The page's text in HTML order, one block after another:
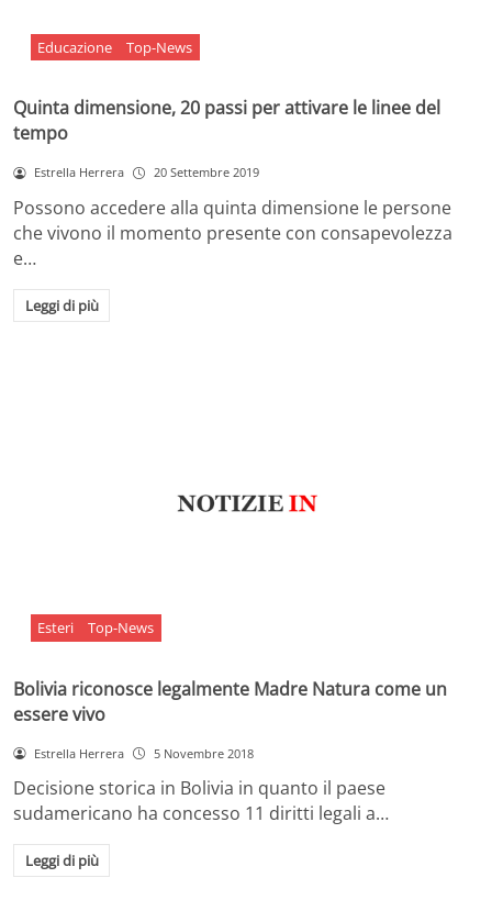
Educazione Top-News
Quinta dimensione, 20 passi per attivare le linee del
tempo
Estrella Herrera 20 Settembre 2019
Possono accedere alla quinta dimensione le persone
che vivono il momento presente con consapevolezza
e…
Leggi di più
Esteri Top-News
Bolivia riconosce legalmente Madre Natura come un
essere vivo
Estrella Herrera 5 Novembre 2018
Decisione storica in Bolivia in quanto il paese
sudamericano ha concesso 11 diritti legali a…
Leggi di più